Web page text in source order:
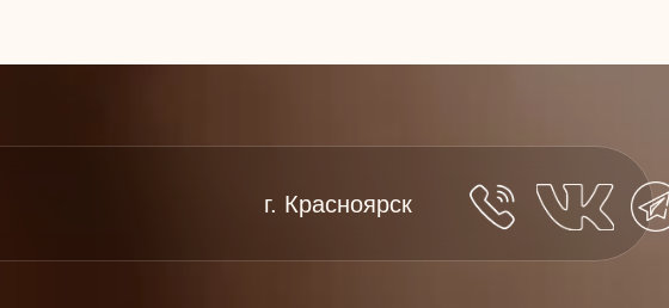
г. Красноярск